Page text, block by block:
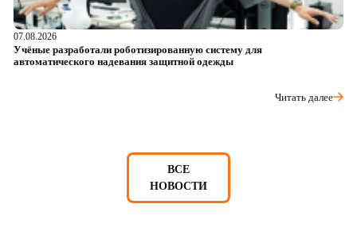
07.08.2026
Учёные разработали роботизированную систему для
автоматического надевания защитной одежды
Читать далее
ВСЕ
НОВОСТИ